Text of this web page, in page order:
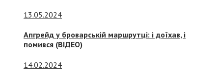
13.05.2024
Апгрейд у броварській маршрутці: і доїхав, і
помився (ВІДЕО)
14.02.2024